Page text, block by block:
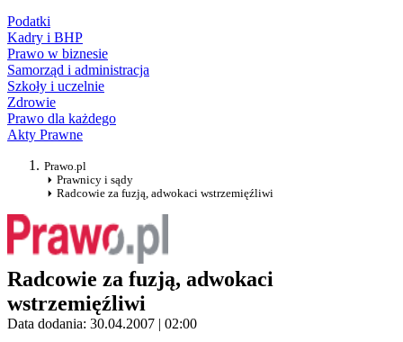
Podatki
Kadry i BHP
Prawo w biznesie
Samorząd i administracja
Szkoły i uczelnie
Zdrowie
Prawo dla każdego
Akty Prawne
Prawo.pl
Prawnicy i sądy
Radcowie za fuzją, adwokaci wstrzemięźliwi
Radcowie za fuzją, adwokaci
wstrzemięźliwi
Data dodania: 30.04.2007 | 02:00